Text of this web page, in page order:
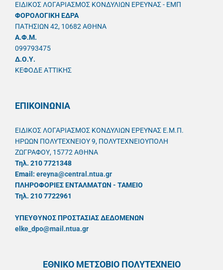
ΕΙΔΙΚΟΣ ΛΟΓΑΡΙΑΣΜΟΣ ΚΟΝΔΥΛΙΩΝ ΕΡΕΥΝΑΣ - ΕΜΠ
ΦΟΡΟΛΟΓΙΚΗ ΕΔΡΑ
ΠΑΤΗΣΙΩΝ 42, 10682 ΑΘΗΝΑ
A.Φ.Μ.
099793475
Δ.Ο.Υ.
ΚΕΦΟΔΕ ΑΤΤΙΚΗΣ
ΕΠΙΚΟΙΝΩΝΙΑ
ΕΙΔΙΚΟΣ ΛΟΓΑΡΙΑΣΜΟΣ ΚΟΝΔΥΛΙΩΝ ΕΡΕΥΝΑΣ Ε.Μ.Π.
ΗΡΩΩΝ ΠΟΛΥΤΕΧΝΕΙΟΥ 9, ΠΟΛΥΤΕΧΝΕΙΟΥΠΟΛΗ
ΖΩΓΡΑΦΟΥ, 15772 ΑΘΗΝΑ
Τηλ. 210 7721348
Email: ereyna@central.ntua.gr
ΠΛΗΡΟΦΟΡΙΕΣ ΕΝΤΑΛΜΑΤΩΝ - ΤΑΜΕΙΟ
Τηλ. 210 7722961
ΥΠΕΥΘYΝΟΣ ΠΡΟΣΤΑΣΙΑΣ ΔΕΔΟΜΕΝΩΝ
elke_dpo@mail.ntua.gr
ΕΘΝΙΚΟ ΜΕΤΣΟΒΙΟ ΠΟΛΥΤΕΧΝΕΙΟ